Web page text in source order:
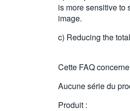
is more sensitive to
image.
c) Reducing the
Cette FAQ
Aucune série du
Produit :